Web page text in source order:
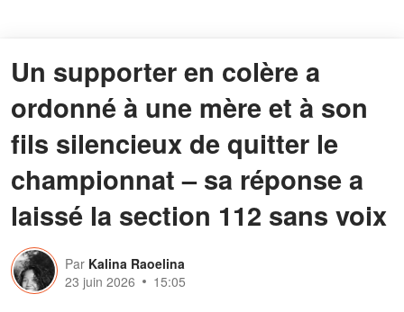
Un supporter en colère a
ordonné à une mère et à son
fils silencieux de quitter le
championnat – sa réponse a
laissé la section 112 sans voix
Par Kalina Raoelina
23 juin 2026
15:05